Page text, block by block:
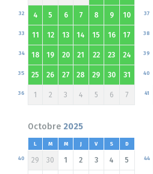
4
32 5 6 7 8 9 10
11
33 12 13 14 15 16 17
18
34 19 20 21 22 23 24
25
35 26 27 28 29 30 31
1
36 2 3 4 5 6 7
37
38
39
40
41
Octobre 2025
L M M J V S D
29
40 30 1 2 3 4 5 44